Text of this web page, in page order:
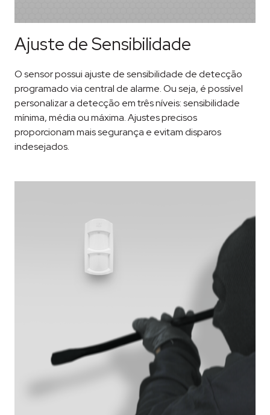
Ajuste de Sensibilidade
O sensor possui ajuste de sensibilidade de detecção
programado via central de alarme. Ou seja, é possível
personalizar a detecção em três níveis: sensibilidade
mínima, média ou máxima. Ajustes precisos
proporcionam mais segurança e evitam disparos
indesejados.